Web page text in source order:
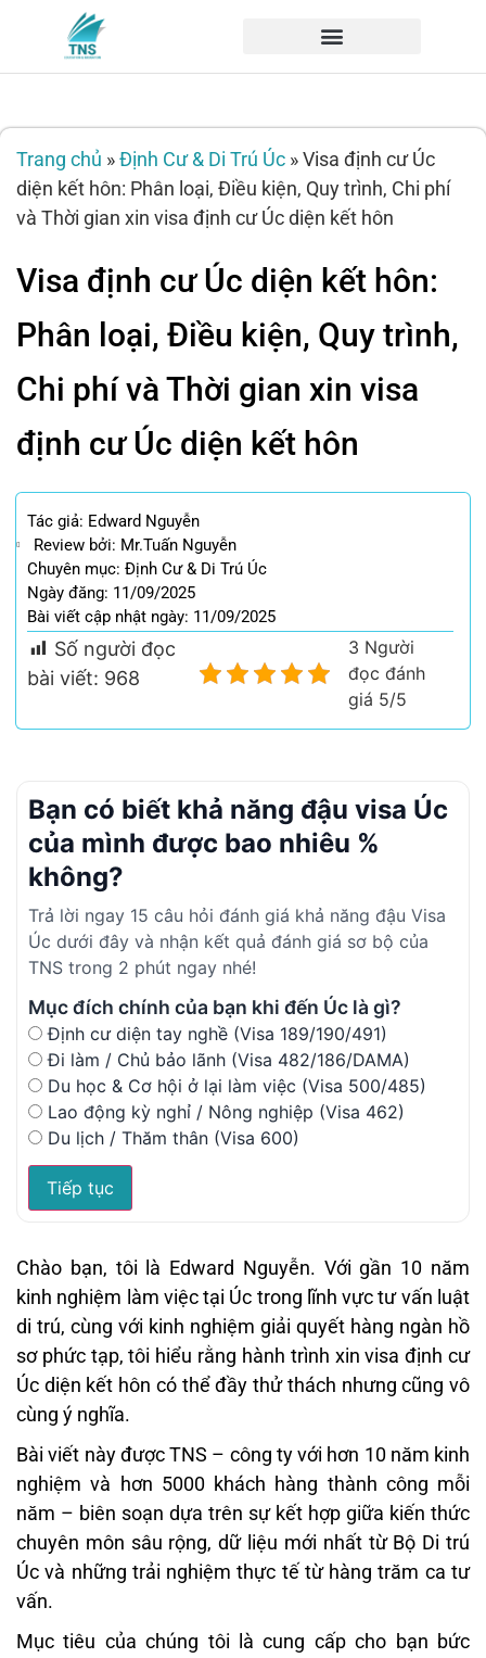
Trang chủ »Định Cư & Di Trú Úc »Visa định cư Úc
diện kết hôn: Phân loại, Điều kiện, Quy trình, Chi phí
và Thời gian xin visa định cư Úc diện kết hôn
Visa định cư Úc diện kết hôn:
Phân loại, Điều kiện, Quy trình,
Chi phí và Thời gian xin visa
định cư Úc diện kết hôn
Tác giả: Edward Nguyễn
Review bởi: Mr.Tuấn Nguyễn
Chuyên mục: Định Cư & Di Trú Úc
Ngày đăng: 11/09/2025
Bài viết cập nhật ngày: 11/09/2025
Số người đọc
bài viết: 968
3 Người
đọc đánh
giá 5/5
Bạn có biết khả năng đậu visa Úc
của mình được bao nhiêu %
không?
Trả lời ngay 15 câu hỏi đánh giá khả năng đậu Visa
Úc dưới đây và nhận kết quả đánh giá sơ bộ của
TNS trong 2 phút ngay nhé!
Mục đích chính của bạn khi đến Úc là gì?
Định cư diện tay nghề (Visa 189/190/491)
Đi làm / Chủ bảo lãnh (Visa 482/186/DAMA)
Du học & Cơ hội ở lại làm việc (Visa 500/485)
Lao động kỳ nghỉ / Nông nghiệp (Visa 462)
Du lịch / Thăm thân (Visa 600)
Tiếp tục
Chào bạn, tôi là Edward Nguyễn. Với gần 10 năm
kinh nghiệm làm việc tại Úc trong lĩnh vực tư vấn luật
di trú, cùng với kinh nghiệm giải quyết hàng ngàn hồ
sơ phức tạp, tôi hiểu rằng hành trình xin visa định cư
Úc diện kết hôn có thể đầy thử thách nhưng cũng vô
cùng ý nghĩa.
Bài viết này được TNS – công ty với hơn 10 năm kinh
nghiệm và hơn 5000 khách hàng thành công mỗi
năm – biên soạn dựa trên sự kết hợp giữa kiến thức
chuyên môn sâu rộng, dữ liệu mới nhất từ Bộ Di trú
Úc và những trải nghiệm thực tế từ hàng trăm ca tư
vấn.
Mục tiêu của chúng tôi là cung cấp cho bạn bức